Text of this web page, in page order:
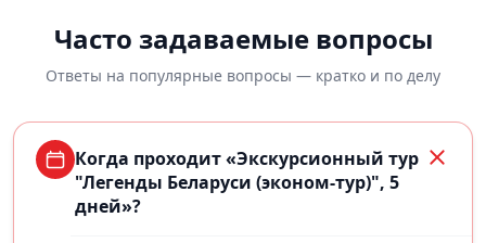
Часто задаваемые вопросы
Ответы на популярные вопросы — кратко и по делу
Когда проходит «Экскурсионный тур
"Легенды Беларуси (эконом-тур)", 5
дней»?